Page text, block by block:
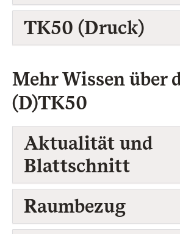
TK50 (Druck)
Mehr Wissen über
(D)TK50
Aktualität und
Blattschnitt
Raumbezug